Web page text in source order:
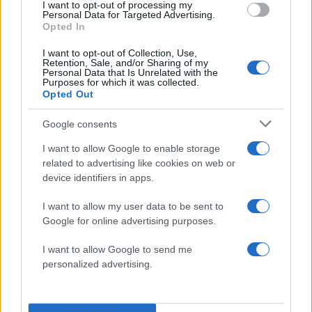
I want to opt-out of processing my
Personal Data for Targeted Advertising.
Opted In
I want to opt-out of Collection, Use,
Retention, Sale, and/or Sharing of my
Personal Data that Is Unrelated with the
Purposes for which it was collected.
Opted Out
Google consents
I want to allow Google to enable storage
related to advertising like cookies on web or
device identifiers in apps.
I want to allow my user data to be sent to
Google for online advertising purposes.
I want to allow Google to send me
personalized advertising.
Νησιά Ιονίου – Ήπειρος – Δυτική Στερεά –
Καιρός: Γενικά αίθριος με πρόσκαιρες νεφώσεις
στα ηπειρωτικά τις μεσημβρινές – απογευματινές
ώρες, οπότε θα σημειωθούν τοπικές βροχές ή
όμβροι και κυρίως στα ορεινά σποραδικές
καταιγίδες.
Άνεμοι: Μεταβλητοί 3 με 4 μποφόρ και στο Ιόνιο
Θερμοκρασία: Από 19 έως 30 και στα
εσωτερικό της Ηπείρου 2 με 3 βαθμούς
χαμηλότερη.